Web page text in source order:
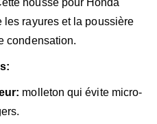
housse pour Honda
les rayures et la poussière
condensation.
molleton qui évite micro-